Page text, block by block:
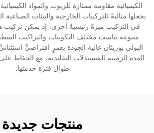
الكيميائية مقاومة ممتازة للزيوت والمواد
يجعلها مثاليةً للتركيبات الخارجية والبيئات
في التركيب ميزةً رئيسيةً أخرى، إذ يمكن
متنوعة تناسب مختلف التكوينات والتراكيب
البولي يوريثان عالية الجودة بعمرٍ افتراضيٍّ
المدة الزمنية للمستبدلات التقليدية، مع الحفاظ
طوال فترة خدمتها.
منتجات جديدة